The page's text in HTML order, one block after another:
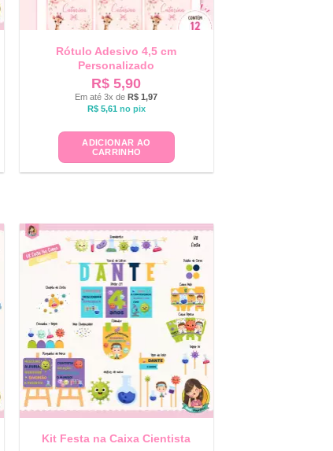
Rótulo Adesivo 4,5 cm
Personalizado
R$ 5,90
Em até 3x deR$ 1,97
R$5,61 no pix
ADICIONAR AO
CARRINHO
Kit Festa na Caixa Cientista